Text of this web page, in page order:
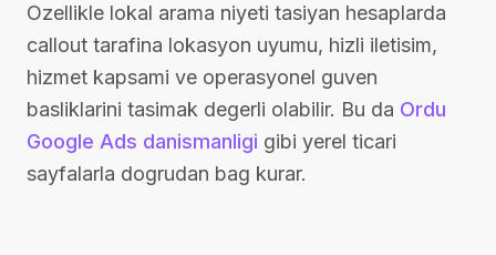
Ozellikle lokal arama niyeti tasiyan hesaplarda
callout tarafina lokasyon uyumu, hizli iletisim,
hizmet kapsami ve operasyonel guven
basliklarini tasimak degerli olabilir. Bu da Ordu
Google Ads danismanligi gibi yerel ticari
sayfalarla dogrudan bag kurar.